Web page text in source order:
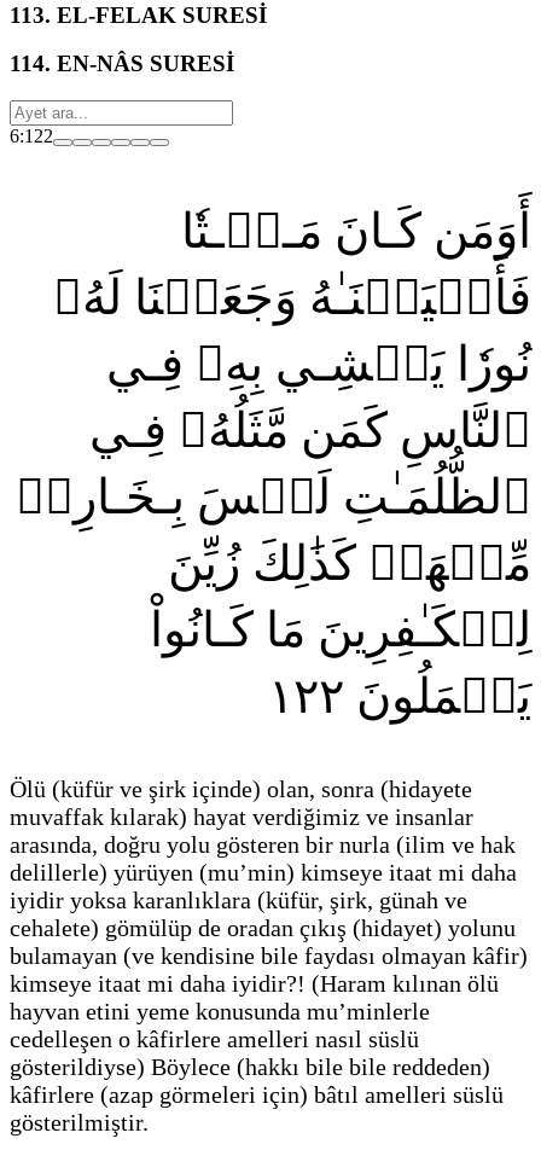
113. EL-FELAK SURESİ
114. EN-NÂS SURESİ
6:122
أَوَمَن كَـانَ مَـيۡـتٗا
فَأَحۡيَيۡنَـٰهُ وَجَعَلۡنَا لَهُۥ
نُورٗا يَمۡشِـي بِهِۦ فِـي
ٱلنَّاسِ كَمَن مَّثَلُهُۥ فِـي
ٱلظُّلُمَـٰتِ لَيۡسَ بِـخَـارِجٖ
مِّنۡهَاۚ كَذَٰلِكَ زُيِّنَ
لِلۡكَـٰفِرِينَ مَا كَـانُواْ
يَعۡمَلُونَ ١٢٢
Ölü (küfür ve şirk içinde) olan, sonra (hidayete
muvaffak kılarak) hayat verdiğimiz ve insanlar
arasında, doğru yolu gösteren bir nurla (ilim ve hak
delillerle) yürüyen (mu’min) kimseye itaat mi daha
iyidir yoksa karanlıklara (küfür, şirk, günah ve
cehalete) gömülüp de oradan çıkış (hidayet) yolunu
bulamayan (ve kendisine bile faydası olmayan kâfir)
kimseye itaat mi daha iyidir?! (Haram kılınan ölü
hayvan etini yeme konusunda mu’minlerle
cedelleşen o kâfirlere amelleri nasıl süslü
gösterildiyse) Böylece (hakkı bile bile reddeden)
kâfirlere (azap görmeleri için) bâtıl amelleri süslü
gösterilmiştir.